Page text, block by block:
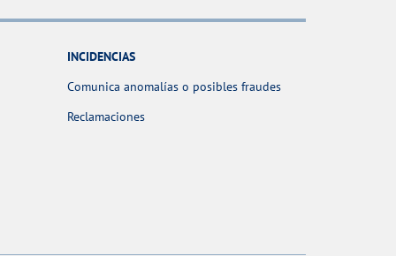
INCIDENCIAS
Comunica anomalías o posibles fraudes
Reclamaciones